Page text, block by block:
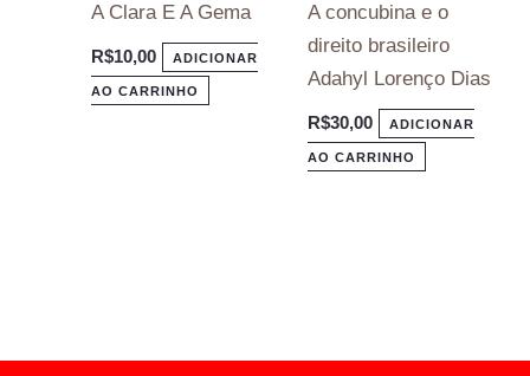
A Clara E A Gema
R$10,00 ADICIONAR
AO CARRINHO
A concubina e o
direito brasileiro
Adahyl Lorenço Dias
R$30,00 ADICIONAR
AO CARRINHO